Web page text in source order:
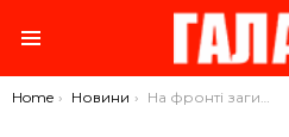
You are here:
Home Новини На фронті загинув командир міномета зі Збаража (ФОТО)